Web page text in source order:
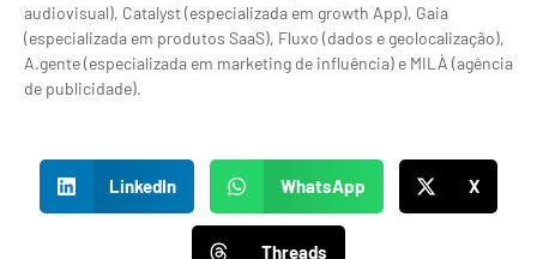
audiovisual), Catalyst (especializada em growth App), Gaia
(especializada em produtos SaaS), Fluxo (dados e geolocalização),
A.gente (especializada em marketing de influência) e MILÀ (agência
de publicidade).
LinkedIn WhatsApp X
Threads